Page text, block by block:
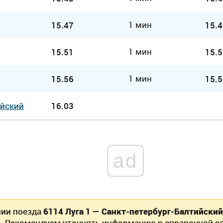
15.47 1 мин
15.51 1 мин
15.56 1 мин
16.03
ad
поезда6114 Луга 1 — Санкт-петербург-Балтийский